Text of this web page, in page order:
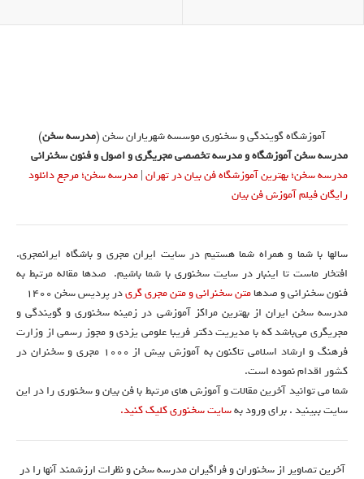
آموزشگاه گویندگی و سخنوری موسسه شهریاران سخن (مدرسه سخن)
مدرسه سخن آموزشگاه و مدرسه تخصصی مجریگری و اصول و فنون سخنرانی
مدرسه سخن؛ بهترین آموزشگاه فن بیان در تهران|مدرسه سخن؛ مرجع دانلود
رایگان فیلم آموزش فن بیان
سالها با شما و همراه شما هستیم در سایت ایران مجری و باشگاه ایرانمجری.
افتخار ماست تا اینبار در سایت سخنوری با شما باشیم. صدها مقاله مرتبط به
فنون سخنرانی و صدهامتن سخنرانی و متن مجری گریدر پردیس سخن 1400
مدرسه سخن ایران از بهترین مراکز آموزشی در زمینه سخنوری و گویندگی و
مجریگری می‌باشد که با مدیریت دکتر فریبا علومی یزدی و مجوز رسمی از وزارت
فرهنگ و ارشاد اسلامی تاکنون به آموزش بیش از ۱۰۰۰ مجری و سخنران در
کشور اقدام نموده است.
شما می توانید آخرین مقالات و آموزش های مرتبط با فن بیان و سخنوری را در این
سایت ببینید . برای ورود بهسایت سخنوری کلیک کنید.
آخرین تصاویر از سخنوران و فراگیران مدرسه سخن و نظرات ارزشمند آنها را در